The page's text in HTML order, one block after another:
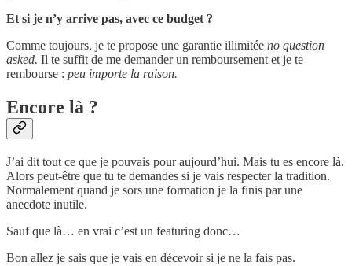
Et si je n’y arrive pas, avec ce budget ?
Comme toujours, je te propose une garantie illimitée no question
asked. Il te suffit de me demander un remboursement et je te
rembourse : peu importe la raison.
Encore là ?
J’ai dit tout ce que je pouvais pour aujourd’hui. Mais tu es encore là.
Alors peut-être que tu te demandes si je vais respecter la tradition.
Normalement quand je sors une formation je la finis par une
anecdote inutile.
Sauf que là… en vrai c’est un featuring donc…
Bon allez je sais que je vais en décevoir si je ne la fais pas.